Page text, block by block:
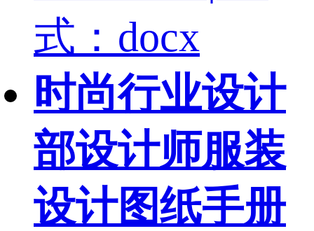
式：docx
时尚行业设计
部设计师服装
设计图纸手册